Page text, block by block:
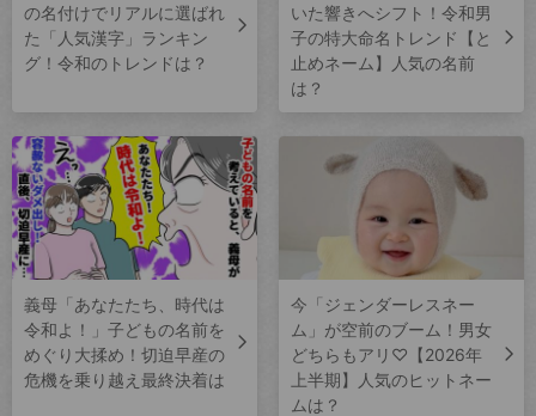
の名付けでリアルに選ばれ
た「人気漢字」ランキン
グ！令和のトレンドは？
いた響きへシフト！令和男
子の特大命名トレンド【と
止めネーム】人気の名前
は？
義母「あなたたち、時代は
令和よ！」子どもの名前を
めぐり大揉め！切迫早産の
危機を乗り越え最終決着は
今「ジェンダーレスネー
ム」が空前のブーム！男女
どちらもアリ♡【2026年
上半期】人気のヒットネー
ムは？